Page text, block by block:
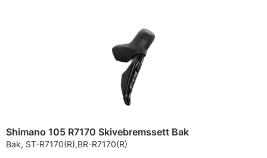
Shimano 105 R7170 Skivebremssett Bak
Bak, ST-R7170(R),BR-R7170(R)